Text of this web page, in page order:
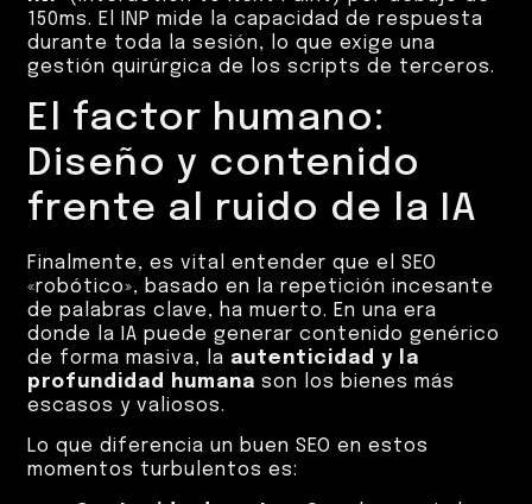
150ms. El INP mide la capacidad de respuesta
durante toda la sesión, lo que exige una
gestión quirúrgica de los scripts de terceros.
El factor humano:
Diseño y contenido
frente al ruido de la IA
Finalmente, es vital entender que el SEO
«robótico», basado en la repetición incesante
de palabras clave, ha muerto. En una era
donde la IA puede generar contenido genérico
de forma masiva, la autenticidad y la
profundidad humana son los bienes más
escasos y valiosos.
Lo que diferencia un buen SEO en estos
momentos turbulentos es: